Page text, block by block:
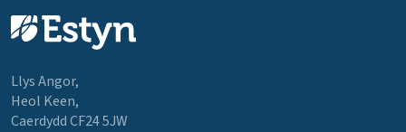
Llys Angor,
Heol Keen,
Caerdydd CF24 5JW